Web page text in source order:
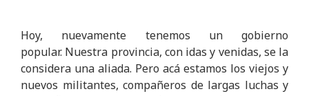
Hoy, nuevamente tenemos un gobierno
popular. Nuestra provincia, con idas y venidas, se la
considera una aliada. Pero acá estamos los viejos y
nuevos militantes, compañeros de largas luchas y